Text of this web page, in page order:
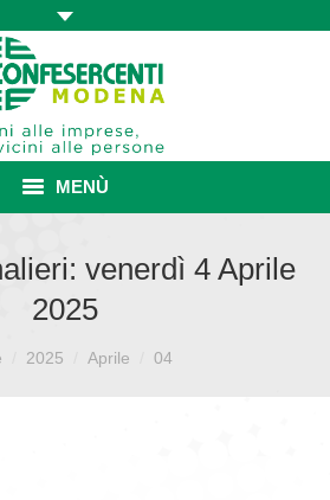
MENÙ
E VANTAGGI
SINDACALI
venerdì 4 Aprile
2025
2025 Aprile 04